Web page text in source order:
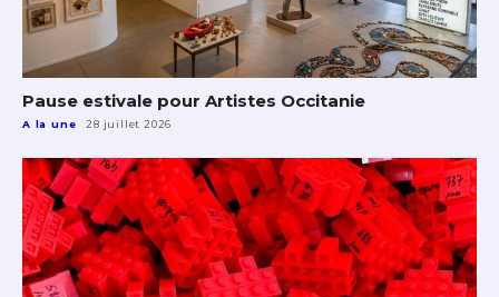
Pause estivale pour Artistes Occitanie
A la une 28 juillet 2026